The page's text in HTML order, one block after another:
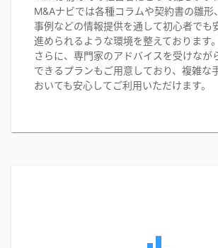
M&Aナビでは各種コラムや契約書の雛形
事例などの情報提供を通して初心者でも
進められるような環境を整えております。
さらに、専門家のアドバイスを受けなが
できるプランもご用意しており、複雑な
おいても安心してご利用いただけます。